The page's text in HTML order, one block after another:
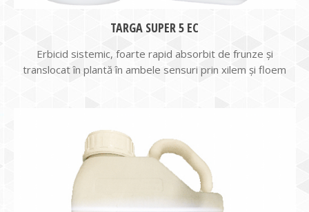
TARGA SUPER 5 EC
Erbicid sistemic, foarte rapid absorbit de frunze şi
translocat în plantă în ambele sensuri prin xilem şi floem